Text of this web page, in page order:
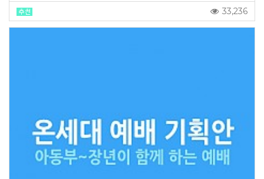
33,236